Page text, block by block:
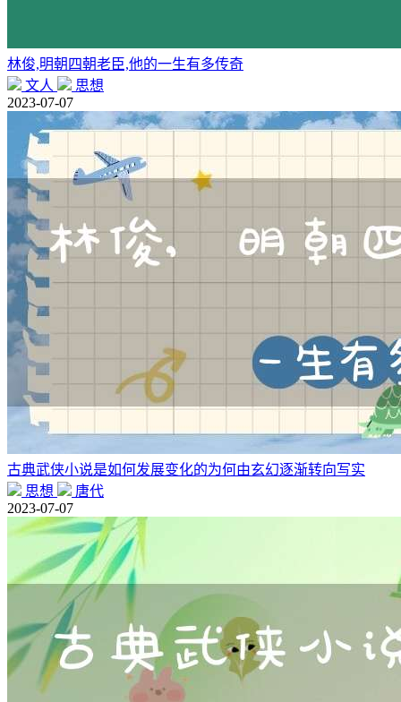
林俊,明朝四朝老臣,他的一生有多传奇
文人
思想
2023-07-07
古典武侠小说是如何发展变化的为何由玄幻逐渐转向写实
思想
唐代
2023-07-07